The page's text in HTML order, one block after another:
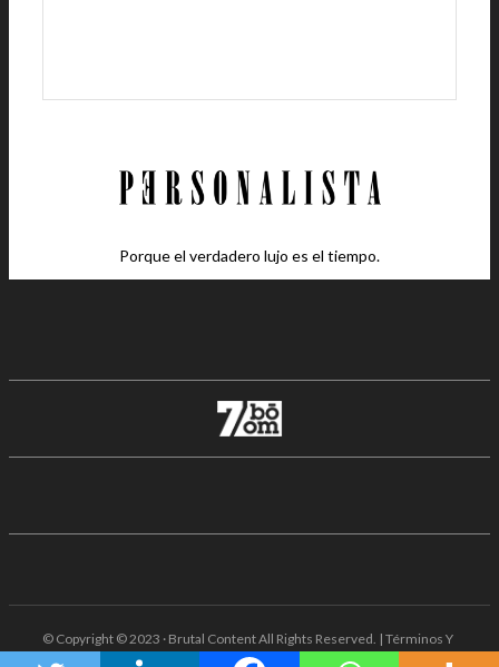
Porque el verdadero lujo es el tiempo.
© Copyright © 2023 · Brutal Content All Rights Reserved. | Términos Y
Condiciones · Aviso De Privacidad